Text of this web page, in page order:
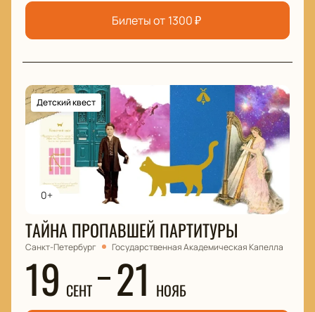
Билеты от 1300₽
0+
Детский квест
ТАЙНА ПРОПАВШЕЙ ПАРТИТУРЫ
Санкт-Петербург Государственная Академическая Капелла
19 СЕНТ 21 НОЯБ